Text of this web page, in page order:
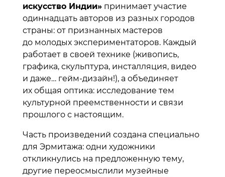
искусство Индии» принимает участие
одиннадцать авторов из разных городов
страны: от признанных мастеров
до молодых экспериментаторов. Каждый
работает в своей технике (живопись,
графика, скульптура, инсталляция, видео
и даже… гейм-дизайн!), а объединяет
их общая оптика: исследование тем
культурной преемственности и связи
прошлого с настоящим.
Часть произведений создана специально
для Эрмитажа: одни художники
откликнулись на предложенную тему,
другие переосмыслили музейные